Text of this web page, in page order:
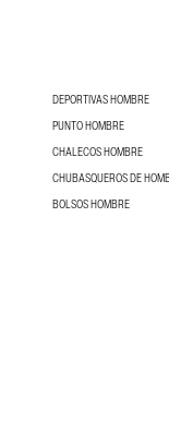
DEPORTIVAS HOMBRE
PUNTO HOMBRE
CHALECOS HOMBRE
CHUBASQUEROS DE
BOLSOS HOMBRE